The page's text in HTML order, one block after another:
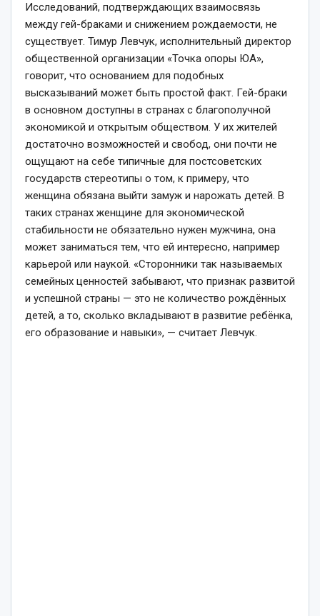
Исследований, подтверждающих взаимосвязь
между гей-браками и снижением рождаемости, не
существует. Тимур Левчук, исполнительный директор
общественной организации «Точка опоры ЮА»,
говорит, что основанием для подобных
высказываний может быть простой факт. Гей-браки
в основном доступны в странах с благополучной
экономикой и открытым обществом. У их жителей
достаточно возможностей и свобод, они почти не
ощущают на себе типичные для постсоветских
государств стереотипы о том, к примеру, что
женщина обязана выйти замуж и нарожать детей. В
таких странах женщине для экономической
стабильности не обязательно нужен мужчина, она
может заниматься тем, что ей интересно, например
карьерой или наукой. «Сторонники так называемых
семейных ценностей забывают, что признак развитой
и успешной страны — это не количество рождённых
детей, а то, сколько вкладывают в развитие ребёнка,
его образование и навыки», — считает Левчук.